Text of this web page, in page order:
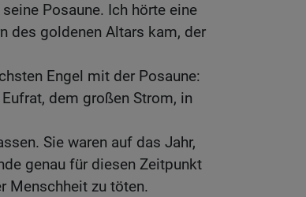
Posaune. Ich hörte eine
des goldenen Altars kam, der
Engel mit der Posaune:
dem großen Strom, in
Sie waren auf das Jahr,
genau für diesen Zeitpunkt
Menschheit zu töten.